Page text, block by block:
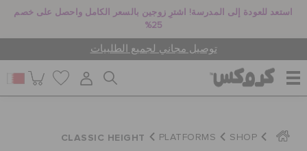
استعد للعودة إلى المدرسة! اشترِ زوجين بالسعر الكامل واحصل على خصم
25%
توصيل مجاني لجميع الطلبيات
SHOP
PLATFORMS
CLASSIC HEIGHT